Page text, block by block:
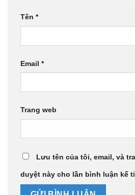
Tên *
Email *
Trang web
Lưu tên của tôi, email, và
duyệt này cho lần bình luận kế